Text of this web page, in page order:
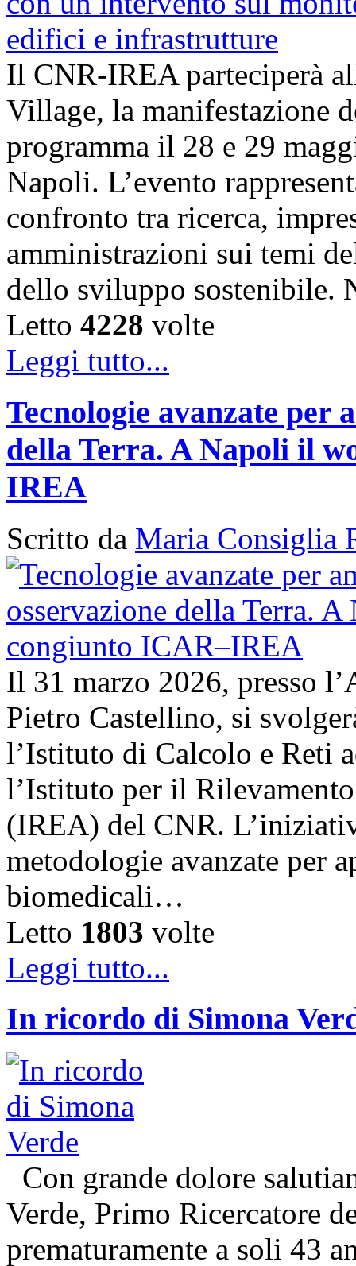
Il CNR-IREA parteciperà
Village, la manifestazione
programma il 28 e 29
Napoli. L’evento
confronto tra ricerca,
amministrazioni sui temi
dello sviluppo sostenibile.
Letto 4228 volte
Leggi tutto...
Tecnologie avanzate per
della Terra. A Napoli il
IREA
Scritto da Maria Consiglia
Il 31 marzo 2026, presso
Pietro Castellino, si
l’Istituto di Calcolo e Reti
l’Istituto per il
(IREA) del CNR.
metodologie avanzate per
biomedicali…
Letto 1803 volte
Leggi tutto...
In ricordo di Simona
Con grande dolore
Verde, Primo Ricercatore
prematuramente a soli 43